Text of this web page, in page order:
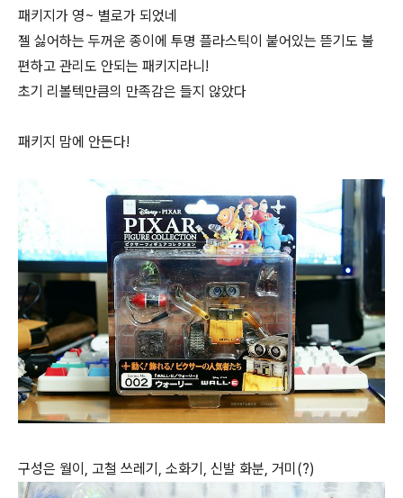
패키지가 영~ 별로가 되었네
젤 싫어하는 두꺼운 종이에 투명 플라스틱이 붙어있는 뜯기도 불
편하고 관리도 안되는 패키지라니!
초기 리볼텍만큼의 만족감은 들지 않았다
패키지 맘에 안든다!
구성은 월이, 고철 쓰레기, 소화기, 신발 화분, 거미(?)